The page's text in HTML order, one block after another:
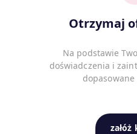
Otrzymaj
Na podstawie
doświadczenia i
załóż